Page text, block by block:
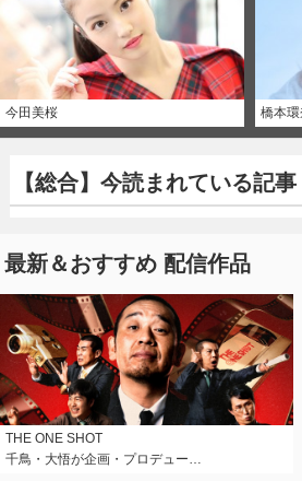
今田美桜 橋本
【総合】今読まれている記事
最新＆おすすめ 配信作品
THE ONE SHOT
千鳥・大悟が企画・プロデュー…